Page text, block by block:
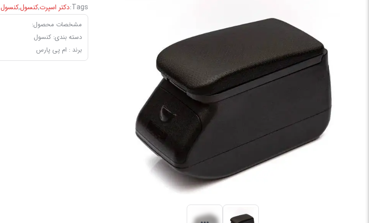
Tags: دکتر اسپرت,کنسول,‏کنسول ‏MP پژویی
مشخصات محصول:
دسته بندی: کنسول
برند : ام پی پارس